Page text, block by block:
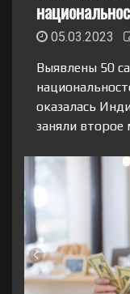
05.03.2023
Выявлены 50
оказалась
заняли второе